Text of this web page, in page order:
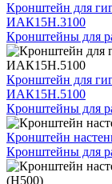
Кронштейн для
ИАК15Н.3100
Кронштейны для
Кронштейн для
ИАК15Н.5100
Кронштейны для
Кронштейн
Кронштейны для